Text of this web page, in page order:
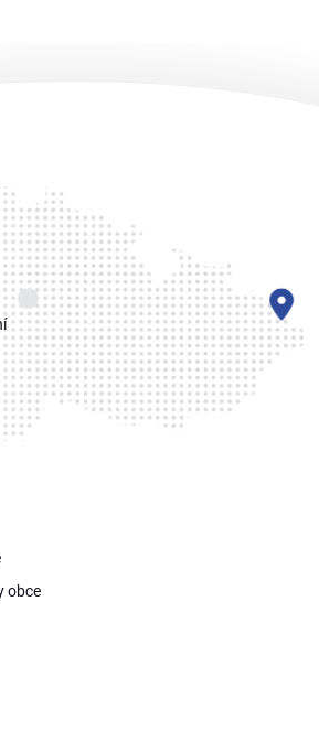
obce